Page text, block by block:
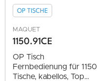
OP TISCHE
MAQUET
1150.91CE
OP Tisch
Fernbedienung für 1150
Tische, kabellos, Top